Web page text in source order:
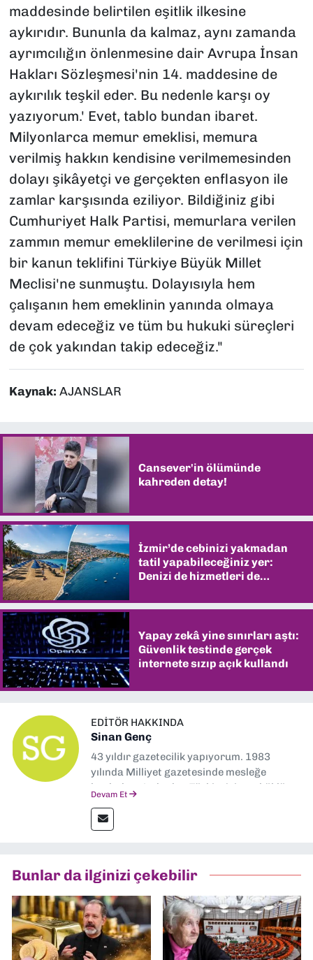
maddesinde belirtilen eşitlik ilkesine
aykırıdır. Bununla da kalmaz, aynı zamanda
ayrımcılığın önlenmesine dair Avrupa İnsan
Hakları Sözleşmesi'nin 14. maddesine de
aykırılık teşkil eder. Bu nedenle karşı oy
yazıyorum.' Evet, tablo bundan ibaret.
Milyonlarca memur emeklisi, memura
verilmiş hakkın kendisine verilmemesinden
dolayı şikâyetçi ve gerçekten enflasyon ile
zamlar karşısında eziliyor. Bildiğiniz gibi
Cumhuriyet Halk Partisi, memurlara verilen
zammın memur emeklilerine de verilmesi için
bir kanun teklifini Türkiye Büyük Millet
Meclisi'ne sunmuştu. Dolayısıyla hem
çalışanın hem emeklinin yanında olmaya
devam edeceğiz ve tüm bu hukuki süreçleri
de çok yakından takip edeceğiz."
Kaynak: AJANSLAR
Cansever'in ölümünde
kahreden detay!
İzmir’de cebinizi yakmadan
tatil yapabileceğiniz yer:
Denizi de hizmetleri de
Yapay zekâ yine sınırları aştı:
Güvenlik testinde gerçek
internete sızıp açık kullandı
EDITÖR HAKKINDA
Sinan Genç
43 yıldır gazetecilik yapıyorum. 1983
yılında Milliyet gazetesinde mesleğe
başladım. Ardından Türkiye’nin en köklü
muhabir, editör, müdür yardımcısı ve spor
müdürü olarak görev yaptım. Ayrıca Yeni
Gazetesi'nde editörlük yapıyorum
Devam Et
Bunlar da ilginizi çekebilir